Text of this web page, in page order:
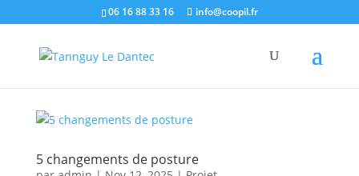
06 16 88 33 16 info@coopil.fr
5 changements de posture